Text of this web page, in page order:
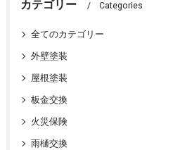
カテゴリー Categories
全てのカテゴリー
外壁塗装
屋根塗装
板金交換
火災保険
雨樋交換